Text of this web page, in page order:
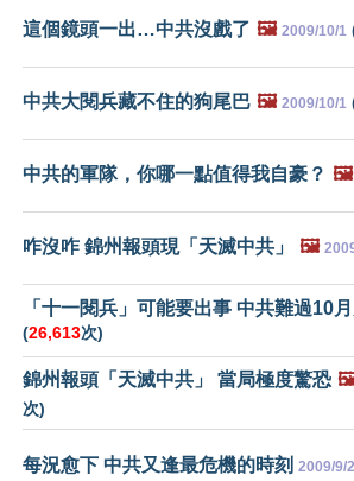
這個鏡頭一出…中共沒戲了 🖼️ 2009/10/1
中共大閱兵藏不住的狗尾巴 🖼️ 2009/10/1
中共的軍隊，你哪一點值得我自豪？ 🖼️
咋沒咋 錦州報頭現「天滅中共」 🖼️
「十一閱兵」可能要出事 中共難過10
(26,613次)
錦州報頭「天滅中共」 當局極度驚恐
次)
每況愈下 中共又逢最危機的時刻 2009/9/